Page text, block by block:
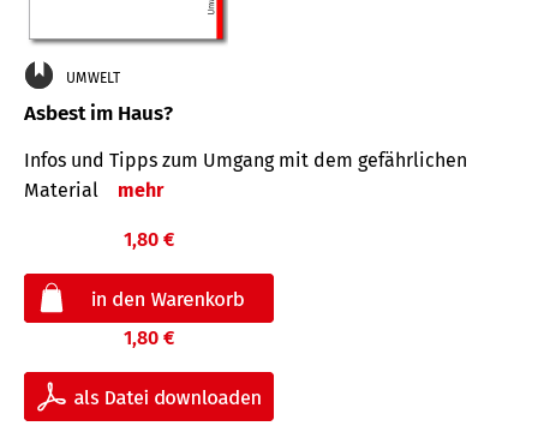
UMWELT
Asbest im Haus?
Infos und Tipps zum Um­gang mit dem ge­fähr­lichen
Mate­rial
mehr
1,80 €
1,80 €